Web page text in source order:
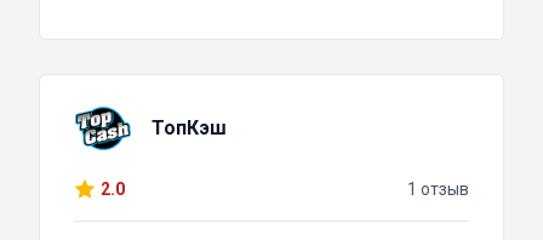
ТопКэш
2.0 1 отзыв